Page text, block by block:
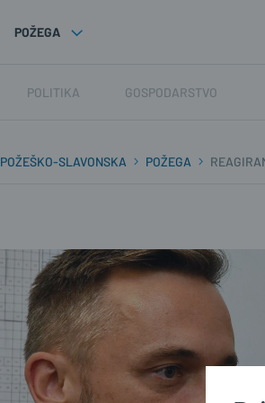
POŽEGA
POLITIKA GOSPODARSTVO
POŽEŠKO-SLAVONSKA POŽEGA